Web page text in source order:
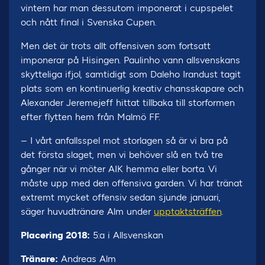
vintern har man dessutom imponerat i cupspelet
och nått final i Svenska Cupen.
Men det är trots allt offensiven som fortsatt
imponerar på Hisingen. Paulinho vann allsvenskans
skytteliga ifjol, samtidigt som Daleho Irandust tagit
plats som en kontinuerlig kreativ chansskapare och
Alexander Jeremejeff hittat tillbaka till storformen
efter flytten hem från Malmö FF.
– I vårt anfallsspel mot storlagen så är vi bra på
det första slaget, men vi behöver slå en två tre
gånger när vi möter AIK hemma eller borta. Vi
måste upp med den offensiva garden. Vi har tränat
extremt mycket offensiv sedan sjunde januari,
säger huvudtränare Alm under upptaktsträffen.
Placering 2018: 5:a i Allsvenskan
Tränare: Andreas Alm